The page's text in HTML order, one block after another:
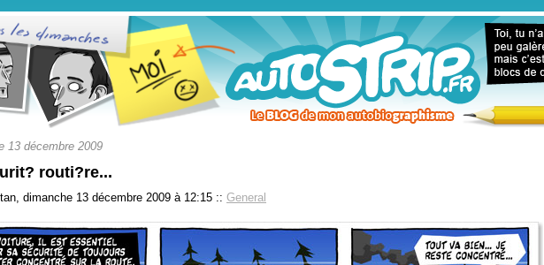
13 décembre 2009
routi?re...
dimanche 13 décembre 2009 à 12:15 :: General